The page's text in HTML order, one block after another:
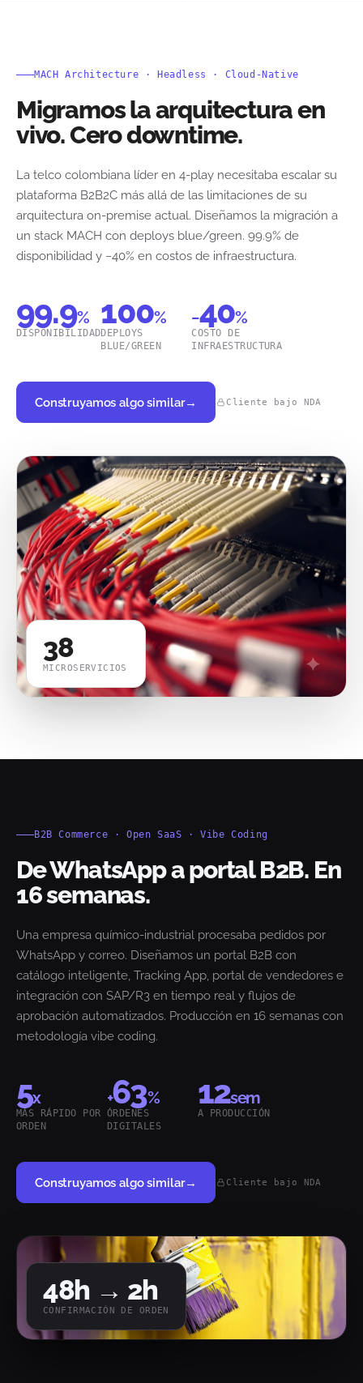
MACH Architecture · Headless · Cloud-Native
Migramos la arquitectura en
vivo. Cero downtime.
La telco colombiana líder en 4-play necesitaba escalar su
plataforma B2B2C más allá de las limitaciones de su
arquitectura on-premise actual. Diseñamos la migración a
un stack MACH con deploys blue/green. 99.9% de
disponibilidad y −40% en costos de infraestructura.
99.9%
DISPONIBILIDAD
100%
DEPLOYS
BLUE/GREEN
−40%
COSTO DE
INFRAESTRUCTURA
Construyamos algo similar→ Cliente bajo NDA
38
MICROSERVICIOS
B2B Commerce · Open SaaS · Vibe Coding
De WhatsApp a portal B2B. En
16 semanas.
Una empresa químico-industrial procesaba pedidos por
WhatsApp y correo. Diseñamos un portal B2B con
catálogo inteligente, Tracking App, portal de vendedores e
integración con SAP/R3 en tiempo real y flujos de
aprobación automatizados. Producción en 16 semanas con
metodología vibe coding.
5x
MÁS RÁPIDO POR
ORDEN
+63%
ÓRDENES
DIGITALES
12sem
A PRODUCCIÓN
Construyamos algo similar→ Cliente bajo NDA
48h → 2h
CONFIRMACIÓN DE ORDEN